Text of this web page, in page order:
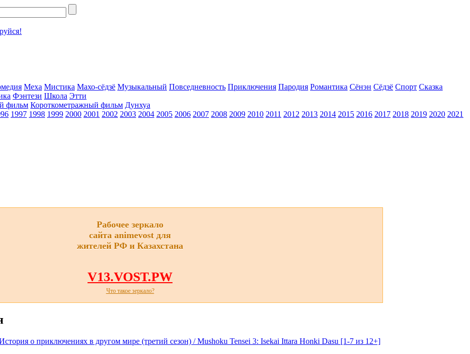
Меха Мистика Махо-сёдзё Музыкальный Повседневность Приключения Пародия Романтика Сёнэн Сёдзё Спорт Сказка
Фэнтези Школа Этти
фильм Короткометражный фильм Дунхуа
1997 1998 1999 2000 2001 2002 2003 2004 2005 2006 2007 2008 2009 2010 2011 2012 2013 2014 2015 2016 2017 2018 2019 2020 2021
Рабочее зеркало
сайта animevost для
жителей РФ и Казахстана
V13.VOST.PW
Что такое зеркало?
о приключениях в другом мире (третий сезон) / Mushoku Tensei 3: Isekai Ittara Honki Dasu [1-7 из 12+]